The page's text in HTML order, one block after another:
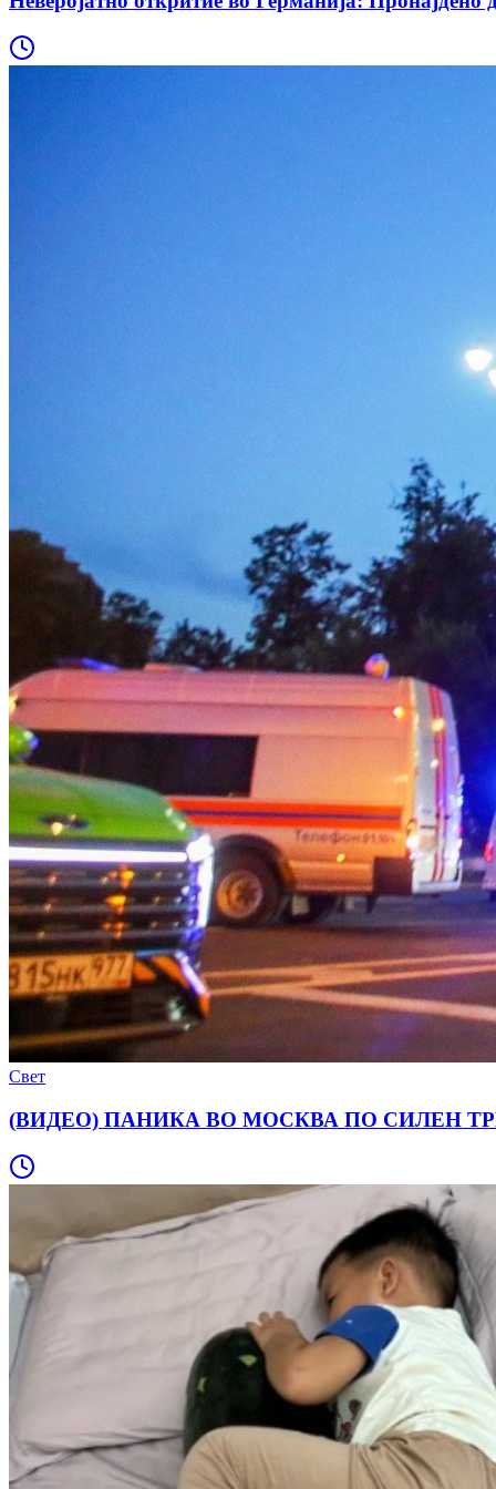
Свет
(ВИДЕО) ПАНИКА ВО МОСКВА ПО СИЛЕН ТРЕСОК: